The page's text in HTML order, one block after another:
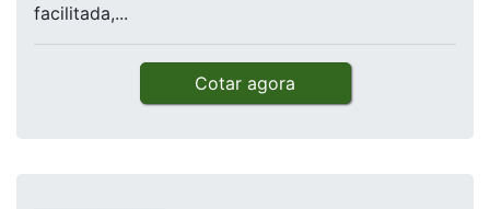
facilitada,...
Cotar agora